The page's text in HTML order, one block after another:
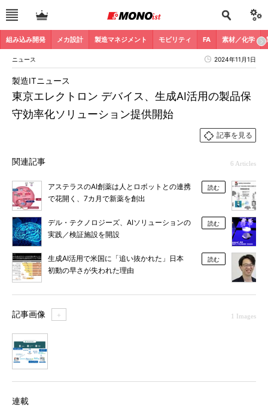
組み込み開発 メカ設計 製造マネジメント モビリティ FA 素材／化学
ニュース 2024年11月1日
東京エレクトロン デバイス、生成AI活用の製品保
守効率化ソリューション提供開始
製造ITニュース
記事を見る
関連記事 6 Articles
アステラスのAI創薬は人とロボットとの連携
で花開く、7カ月で新薬を創出
読む
デル・テクノロジーズ、AIソリューションの
実践／検証施設を開設
読む
生成AI活用で米国に「追い抜かれた」日本
初動の早さが失われた理由
読む
記事画像 ＋ 1 Images
連載